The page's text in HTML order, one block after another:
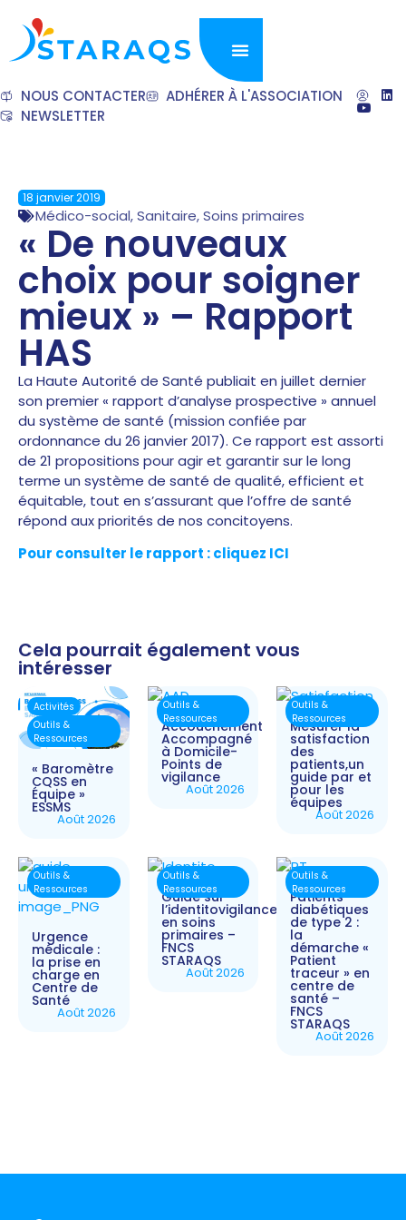
NOUS CONTACTER
ADHÉRER À L'ASSOCIATION
NEWSLETTER
18 janvier 2019
Médico-social,Sanitaire,Soins primaires
« De nouveaux
choix pour soigner
mieux » – Rapport
HAS
La Haute Autorité de Santé publiait en juillet dernier
son premier « rapport d’analyse prospective » annuel
du système de santé (mission confiée par
ordonnance du 26 janvier 2017). Ce rapport est assorti
de 21 propositions pour agir et garantir sur le long
terme un système de santé de qualité, efficient et
équitable, tout en s’assurant que l’offre de santé
répond aux priorités de nos concitoyens.
Pour consulter le rapport : cliquez ICI
Cela pourrait également vous
intéresser
« Baromètre
CQSS en
Équipe »
ESSMS
Août 2026
Activités
Outils &
Ressources
Accouchement
Accompagné
à Domicile-
Points de
vigilance
Août 2026
Outils &
Ressources
Mesurer la
satisfaction
des
patients,un
guide par et
pour les
équipes
Août 2026
Outils &
Ressources
Urgence
médicale :
la prise en
charge en
Centre de
Santé
Août 2026
Outils &
Ressources
Guide sur
l’identitovigilance
en soins
primaires –
FNCS
STARAQS
Août 2026
Outils &
Ressources
Patients
diabétiques
de type 2 :
la
démarche «
Patient
traceur » en
centre de
santé –
FNCS
STARAQS
Août 2026
Outils &
Ressources